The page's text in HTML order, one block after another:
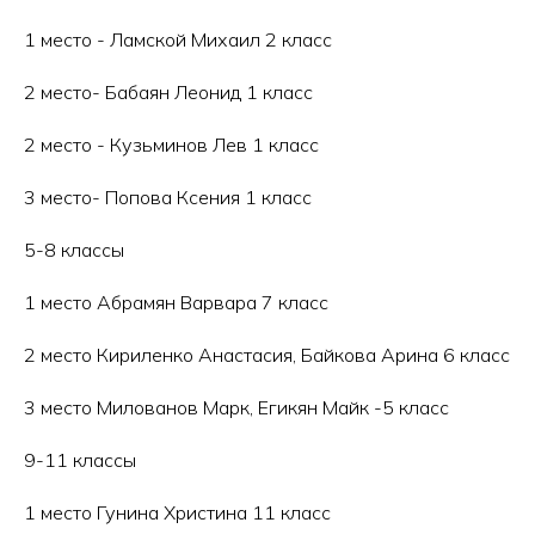
1 место - Ламской Михаил 2 класс
2 место- Бабаян Леонид 1 класс
2 место - Кузьминов Лев 1 класс
3 место- Попова Ксения 1 класс
5-8 классы
1 место Абрамян Варвара 7 класс
2 место Кириленко Анастасия, Байкова Арина 6 класс
3 место Милованов Марк, Егикян Майк -5 класс
9-11 классы
1 место Гунина Христина 11 класс